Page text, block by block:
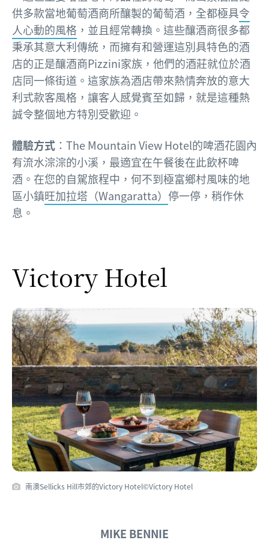
供多款當地葡萄酒商所釀製的葡萄酒，全都極具令
人心動的風格 ，並且經常轉換。這些釀酒商很多都
秉承其意大利傳統，而擁有和營運這別具特色的酒
店的正是釀酒商Pizzini家族，他們的酒莊就位於酒
店同一條街道。這家族為酒店帶來熱情奔放的意大
利式款客風格，讓客人感覺賓至如歸，就是這種熱
誠令整個地方特別受歡迎。
體驗方式 ：The Mountain View Hotel的啤酒花園內
有流水淙淙的小溪，最適宜在午餐後在此飲杯啤
酒。在您的自駕旅程中，何不到極富鄉村風味的地
區小鎮旺加拉塔（Wangaratta） 停一停，稍作休
息。
Victory Hotel
南澳Sellicks Hill市郊的Victory Hotel©Victory Hotel
MIKE BENNIE